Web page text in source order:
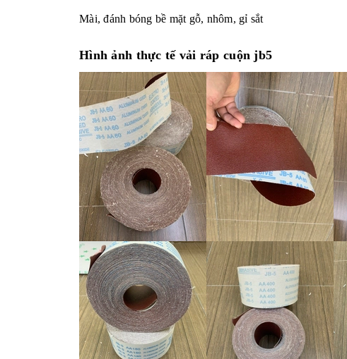
Mài, đánh bóng bề mặt gỗ, nhôm, gỉ sắt
Hình ảnh thực tế vải ráp cuộn jb5